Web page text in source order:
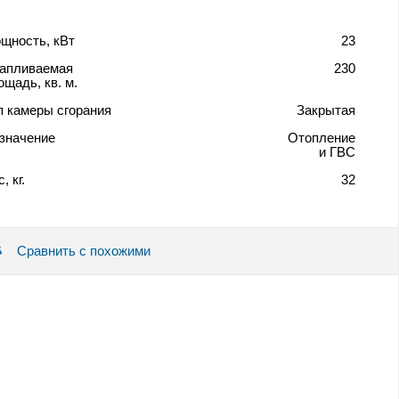
кВт
23
кв. м.
230
камеры сгорания
Закрытая
Отопление
и ГВС
кг.
32
Сравнить с похожими